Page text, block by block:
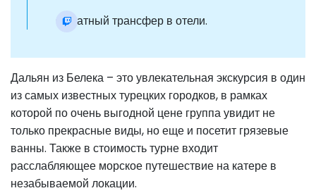
Обратный трансфер в отели.
Дальян из Белека – это увлекательная экскурсия в один
из самых известных турецких городков, в рамках
которой по очень выгодной цене группа увидит не
только прекрасные виды, но еще и посетит грязевые
ванны. Также в стоимость турне входит
расслабляющее морское путешествие на катере в
незабываемой локации.